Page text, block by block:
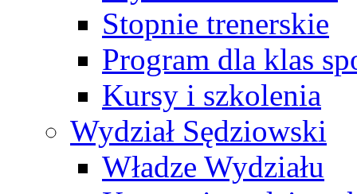
Stopnie trenerskie
Program dla klas
Kursy i szkolenia
Wydział Sędziowski
Władze Wydziału